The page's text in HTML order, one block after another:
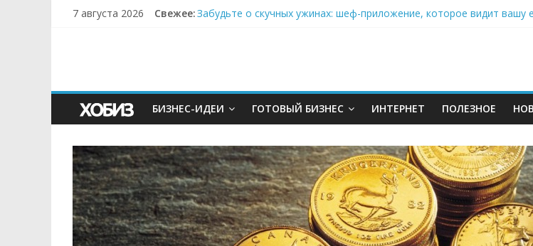
7 августа 2026 Свежее:Забудьте о скучных ужинах: шеф-приложение, которое видит вашу
БИЗНЕС-ИДЕИ ГОТОВЫЙ БИЗНЕС ИНТЕРНЕТ ПОЛЕЗНОЕ